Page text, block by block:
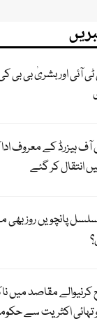
ٹی آئی اور بشریٰ بی
انتقال کر گئے
پانچویں روز بھی
کرنیوالے مقاصد میں
اکثریت سے حکومت